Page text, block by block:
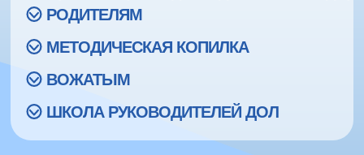
РОДИТЕЛЯМ
МЕТОДИЧЕСКАЯ КОПИЛКА
ВОЖАТЫМ
ШКОЛА РУКОВОДИТЕЛЕЙ ДОЛ